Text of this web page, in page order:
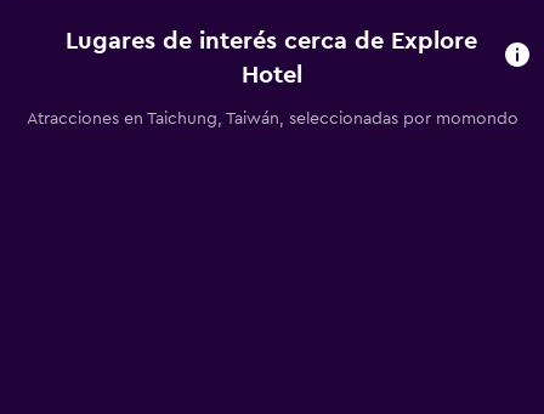
Lugares de interés cerca de Explore
Hotel
Atracciones en Taichung, Taiwán, seleccionadas por momondo